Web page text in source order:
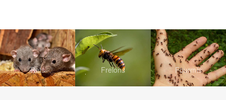
Rats Frelons Fourmis